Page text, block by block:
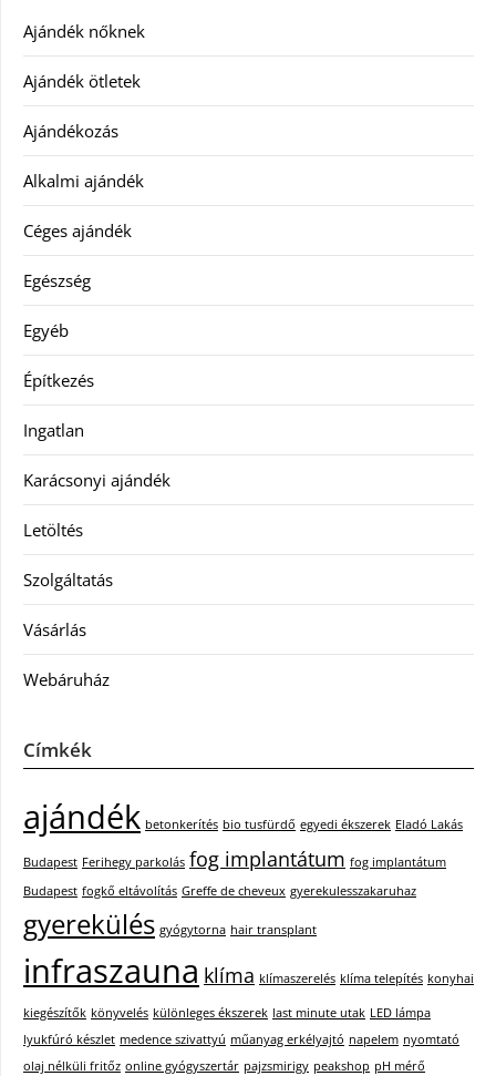
Ajándék nőknek
Ajándék ötletek
Ajándékozás
Alkalmi ajándék
Céges ajándék
Egészség
Egyéb
Építkezés
Ingatlan
Karácsonyi ajándék
Letöltés
Szolgáltatás
Vásárlás
Webáruház
Címkék
ajándék betonkerítés bio tusfürdő egyedi ékszerek Eladó Lakás
Budapest Ferihegy parkolás fog implantátum fog implantátum
Budapest fogkő eltávolítás Greffe de cheveux gyerekulesszakaruhaz
gyerekülés gyógytorna hair transplant
infraszauna klíma klímaszerelés klíma telepítés konyhai
kiegészítők könyvelés különleges ékszerek last minute utak LED lámpa
lyukfúró készlet medence szivattyú műanyag erkélyajtó napelem nyomtató
olaj nélküli fritőz online gyógyszertár pajzsmirigy peakshop pH mérő